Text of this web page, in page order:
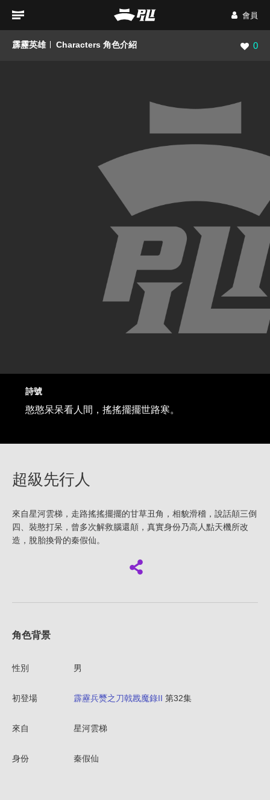
會員
霹靂英雄 Characters 角色介紹 瀏覽
0
詩號
憨憨呆呆看人間，搖搖擺擺世路寒。
超級先行人
來自星河雲梯，走路搖搖擺擺的甘草丑角，相貌滑稽，說話顛三倒
四、裝憨打呆，曾多次解救腦還顛，真實身份乃高人點天機所改
造，脫胎換骨的秦假仙。
角色背景
性別 男
初登場 霹靂兵燹之刀戟戡魔錄II 第32集
來自 星河雲梯
身份 秦假仙